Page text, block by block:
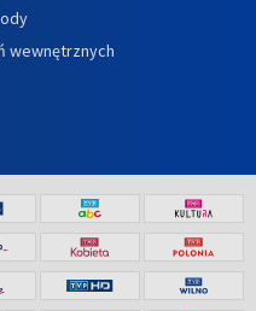
wewnętrznych